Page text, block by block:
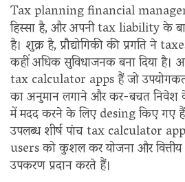
Tax planning financial
हिस्सा है, और अपनी tax liability के
है। शुक्र है, प्रौद्योगिकी की प्रगति ने
कहीं अधिक सुविधाजनक बना दिया
tax calculator apps हैं जो
का अनुमान लगाने और कर-बचत निवेश
में मदद करने के लिए desing किए गए
उपलब्ध शीर्ष पांच tax calculator
users को कुशल कर योजना और
उपकरण प्रदान करते हैं।